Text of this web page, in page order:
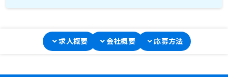
求人概要 会社概要 応募方法